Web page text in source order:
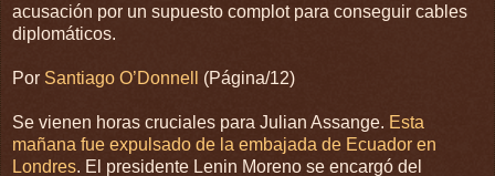
acusación por un supuesto complot para conseguir cables
diplomáticos.
Por Santiago O’Donnell (Página/12)
Se vienen horas cruciales para Julian Assange. Esta
mañana fue expulsado de la embajada de Ecuador en
Londres. El presidente Lenin Moreno se encargó del